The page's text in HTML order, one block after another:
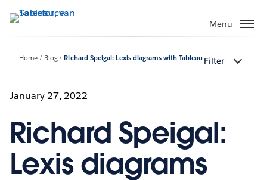
Verder
naar
Menu
Home Blog Richard Speigal: Lexis diagrams with Tableau Filter
January 27, 2022
Richard Speigal:
Lexis diagrams